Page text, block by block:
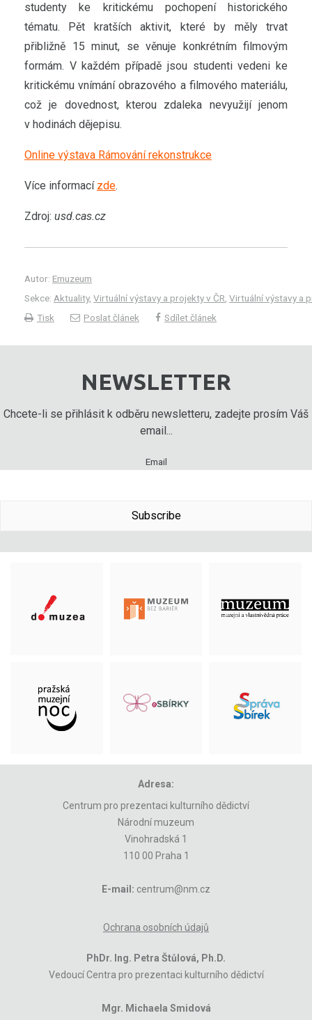
studenty ke kritickému pochopení historického
tématu. Pět kratších aktivit, které by měly trvat
přibližně 15 minut, se věnuje konkrétním filmovým
formám. V každém případě jsou studenti vedeni ke
kritickému vnímání obrazového a filmového materiálu,
což je dovednost, kterou zdaleka nevyužijí jenom
v hodinách dějepisu.
Online výstava Rámování rekonstrukce
Více informací zde.
Zdroj: usd.cas.cz
Autor: Emuzeum
Sekce: Aktuality, Virtuální výstavy a projekty v ČR Virtuální výstavy a
Tisk
Poslat článek Sdílet článek
NEWSLETTER
Chcete-li se přihlásit k odběru newsletteru, zadejte prosím Váš
email...
Email
Subscribe
Adresa:
Centrum pro prezentaci kulturního dědictví
Národní muzeum
Vinohradská 1
110 00 Praha 1
E-mail: centrum@nm.cz
Ochrana osobních údajů
PhDr. Ing. Petra Štůlová, Ph.D.
Vedoucí Centra pro prezentaci kulturního dědictví
Mgr. Michaela Smidová